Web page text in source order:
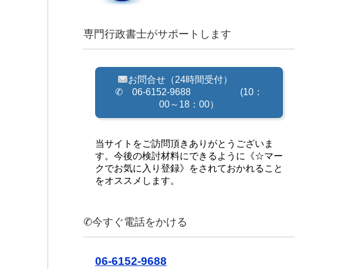
専門行政書士がサポートします
お問合せ（24時間受付）
✆ 06-6152-9688 (10：
00～18：00）
当サイトをご訪問頂きありがとうございま
す。今後の検討材料にできるように《☆マー
クでお気に入り登録》をされておかれること
をオススメします。
✆今すぐ電話をかける
06-6152-9688